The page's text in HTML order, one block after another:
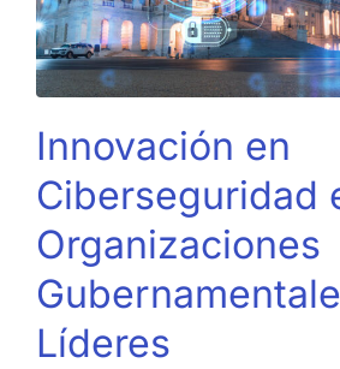
Innovación en
Ciberseguridad
Organizaciones
Líderes